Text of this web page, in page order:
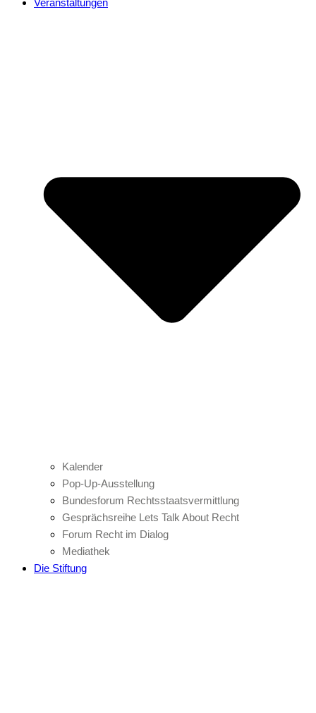
Veranstaltungen
Kalender
Pop-Up-Ausstellung
Bundesforum Rechtsstaatsvermittlung
Gesprächsreihe Lets Talk About Recht
Forum Recht im Dialog
Mediathek
Die Stiftung